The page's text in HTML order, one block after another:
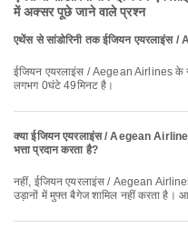
में अक्सर पूछे जाने वाले प्रश्न
एथेंस से सांडोरिनी तक ईजियन एयरलाइंस
ईजियन एयरलाइंस / Aegean Airlines के साथ एथेंस से सांडोरिनी के लिए उड़ान की अवधि
लगभग 0घंटे 49मिनट है।
क्या ईजियन एयरलाइंस / Aegean
भत्ता प्रदान करता है?
नहीं, ईजियन एयरलाइंस / Aegean Airlines एथेंस से सांडोरिनी तक डोमेस्टिक & अंतर्राष्ट्रीय
उड़ानों में मुफ्त बैगेज शामिल नहीं करता है।